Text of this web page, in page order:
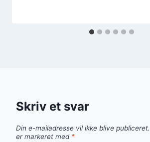
Skriv et svar
Din e-mailadresse vil ikke blive publiceret.
er markeret med *